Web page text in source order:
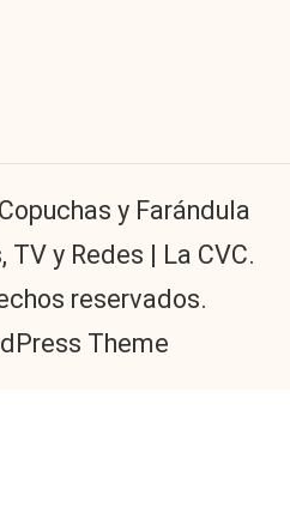
y Farándula
TV y Redes | La CVC.
reservados.
Theme